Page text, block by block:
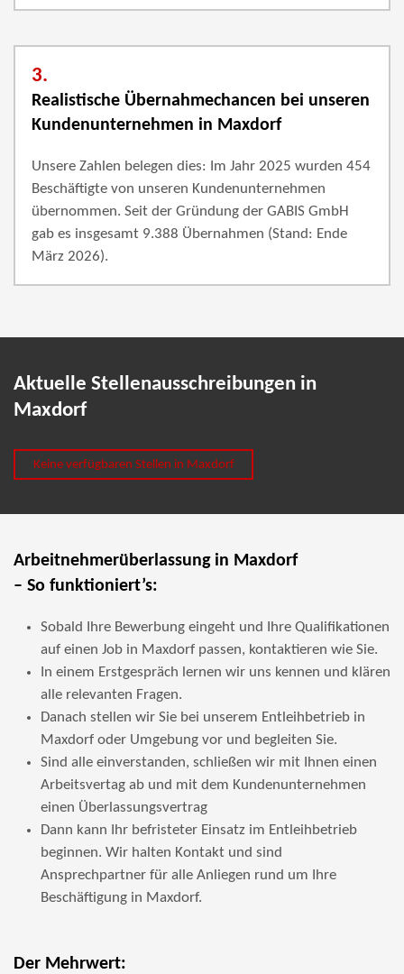
3.
Realistische Übernahmechancen bei unseren
Kundenunternehmen in Maxdorf
Unsere Zahlen belegen dies: Im Jahr 2025 wurden 454
Beschäftigte von unseren Kundenunternehmen
übernommen. Seit der Gründung der GABIS GmbH
gab es insgesamt 9.388 Übernahmen (Stand: Ende
März 2026).
Aktuelle Stellenausschreibungen in
Maxdorf
Keine verfügbaren Stellen in Maxdorf
Arbeitnehmerüberlassung in Maxdorf
– So funktioniert’s:
Sobald Ihre Bewerbung eingeht und Ihre Qualifikationen
auf einen Job in Maxdorf passen, kontaktieren wie Sie.
In einem Erstgespräch lernen wir uns kennen und klären
alle relevanten Fragen.
Danach stellen wir Sie bei unserem Entleihbetrieb in
Maxdorf oder Umgebung vor und begleiten Sie.
Sind alle einverstanden, schließen wir mit Ihnen einen
Arbeitsvertag ab und mit dem Kundenunternehmen
einen Überlassungsvertrag
Dann kann Ihr befristeter Einsatz im Entleihbetrieb
beginnen. Wir halten Kontakt und sind
Ansprechpartner für alle Anliegen rund um Ihre
Beschäftigung in Maxdorf.
Der Mehrwert: